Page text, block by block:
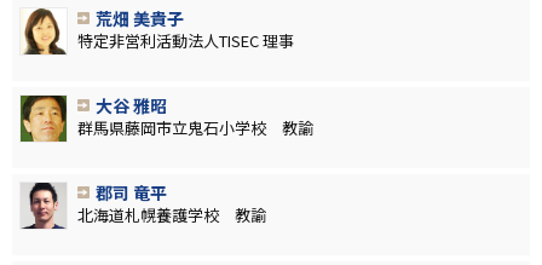
荒畑 美貴子
特定非営利活動法人TISEC 理事
大谷 雅昭
群馬県藤岡市立鬼石小学校 教諭
郡司 竜平
北海道札幌養護学校 教諭